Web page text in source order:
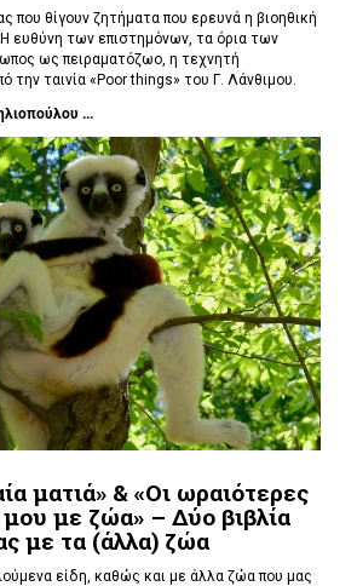
που θίγουν ζητήματα που ερευνά η βιοηθική
ευθύνη των επιστημόνων, τα όρια των
ως πειραματόζωο, η τεχνητή
την ταινία «Poor things» του Γ. Λάνθιμου.
...
ματιά» & «Οι ωραιότερες
με ζώα» – Δύο βιβλία
με τα (άλλα) ζώα
είδη, καθώς και με άλλα ζώα που μας